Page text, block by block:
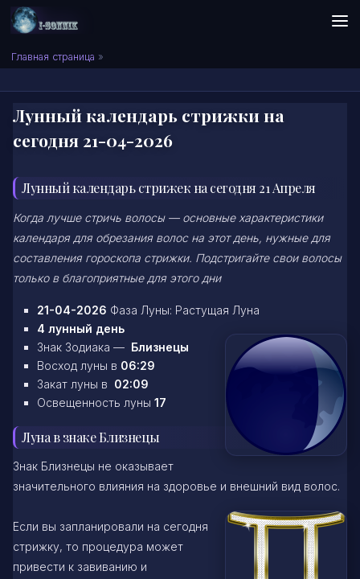
Skip to content
Сонник I-SONNIK.COM
Главная страница »
Лунный календарь стрижки на
сегодня 21-04-2026
Лунный календарь стрижек на сегодня 21 Апреля
Когда лучше стричь волосы — основные характеристики
календаря для обрезания волос на этот день, нужные для
составления гороскопа стрижки. Подстригайте свои волосы
только в благоприятные для этого дни
21-04-2026 Фаза Луны: Растущая Луна
4 лунный день
Знак Зодиака — Близнецы
Восход луны в 06:29
Закат луны в 02:09
Освещенность луны 17
Луна в знаке Близнецы
Знак Близнецы не оказывает
значительного влияния на здоровье и внешний вид волос.
Если вы запланировали на сегодня
стрижку, то процедура может
привести к завиванию и